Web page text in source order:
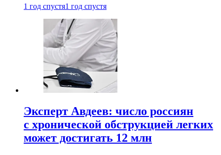
1 год спустя1 год спустя
Эксперт Авдеев: число россиян
с хронической обструкцией легких
может достигать 12 млн